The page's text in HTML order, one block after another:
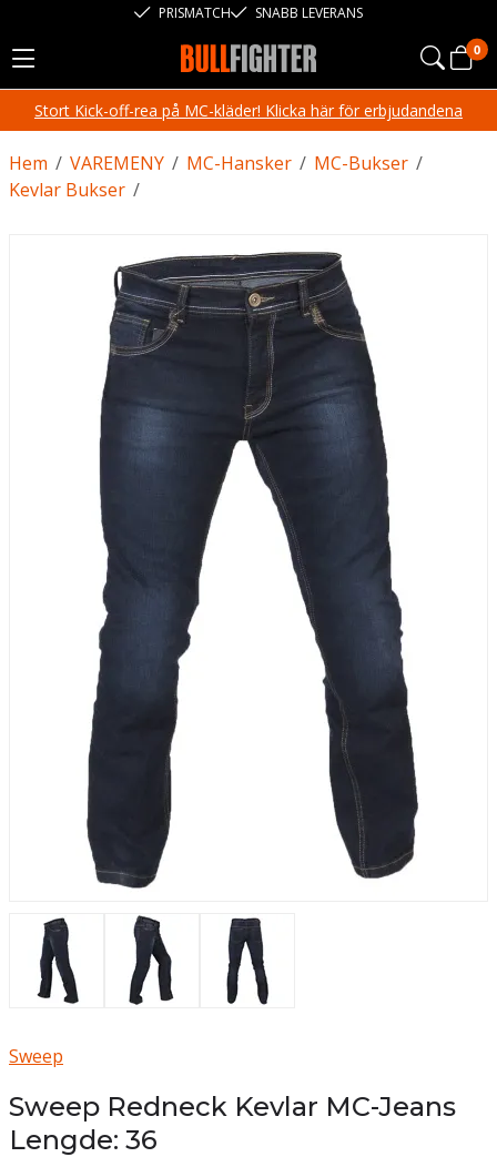
PRISMATCH SNABB LEVERANS
0
Stort Kick-off-rea på MC-kläder! Klicka här för erbjudandena
/
Hem /
VAREMENY /
MC-Hansker /
MC-Bukser
/
Kevlar Bukser
Sweep
Sweep Redneck Kevlar MC-Jeans
Lengde: 36